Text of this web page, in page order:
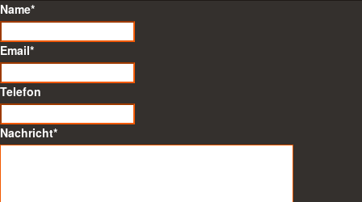
Name*
Email*
Telefon
Nachricht*